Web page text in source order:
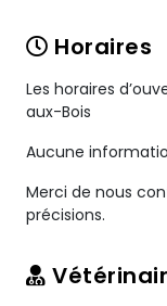
Horaires
Les horaires
aux-Bois
Aucune
Merci de nous
précisions.